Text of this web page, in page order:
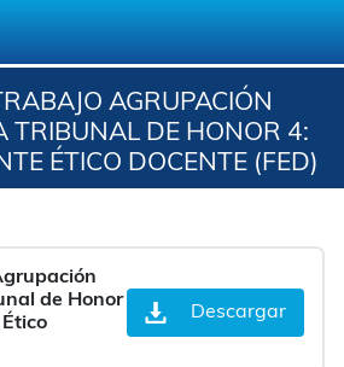
AGRUPACIÓN
TRIBUNAL DE HONOR 4:
ÉTICO DOCENTE (FED)
de Honor
Descargar